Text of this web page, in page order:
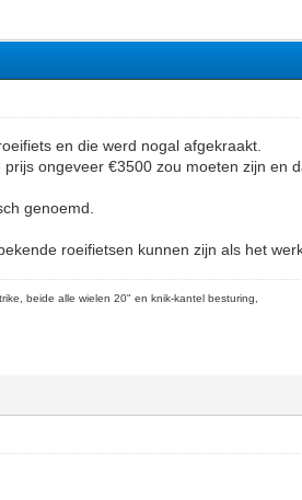
en die werd nogal afgekraakt.
ongeveer €3500 zou moeten zijn en
genoemd.
roeifietsen kunnen zijn als het
beide alle wielen 20" en knik-kantel besturing,